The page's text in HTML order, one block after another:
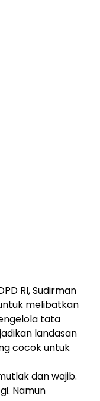
RI, Sudirman
melibatkan
tata
landasan
cocok untuk
dan wajib.
Namun